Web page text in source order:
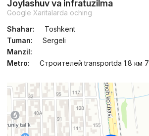
Joylashuv va infratuzilma
Google Xaritalarda oching
Shahar:
Toshkent
Tuman:
Sergeli
Manzil:
Metro:
Строителей transportda 1.8 км